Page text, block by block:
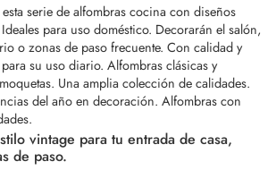
serie de alfombras cocina con diseños
para uso doméstico. Decorarán el salón,
o zonas de paso frecuente. Con calidad y
su uso diario. Alfombras clásicas y
Una amplia colección de calidades.
del año en decoración. Alfombras con
vintage para tu entrada de casa,
de paso.